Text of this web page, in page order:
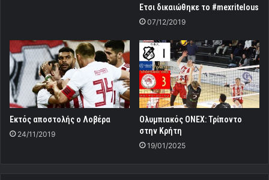
Ετσι δικαιώθηκε το #mexritelous
07/12/2019
Εκτός αποστολής ο Λοβέρα
24/11/2019
Ολυμπιακός ONEX: Τρίποντο
στην Κρήτη
19/01/2025